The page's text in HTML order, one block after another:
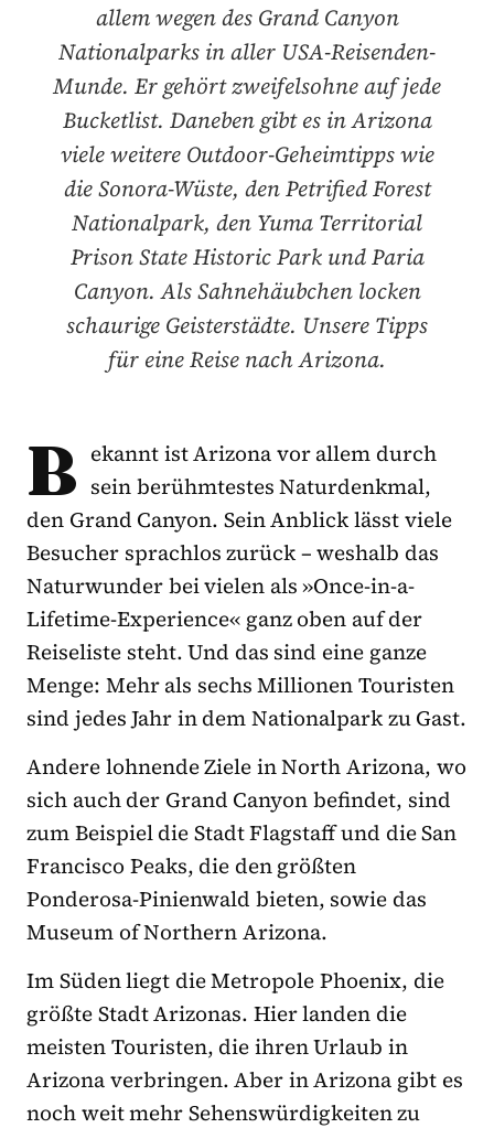
allem wegen des Grand Canyon
Nationalparks in aller USA-Reisenden-
Munde. Er gehört zweifelsohne auf jede
Bucketlist. Daneben gibt es in Arizona
viele weitere Outdoor-Geheimtipps wie
die Sonora-Wüste, den Petrified Forest
Nationalpark, den Yuma Territorial
Prison State Historic Park und Paria
Canyon. Als Sahnehäubchen locken
schaurige Geisterstädte. Unsere Tipps
für eine Reise nach Arizona.
B ekannt ist Arizona vor allem durch
sein berühmtestes Naturdenkmal,
den Grand Canyon. Sein Anblick lässt viele
Besucher sprachlos zurück –weshalb das
Naturwunder bei vielen als»Once-in-a-
Lifetime-Experience« ganz oben auf der
Reiseliste steht.Und das sind eine ganze
Menge: Mehr als sechs Millionen Touristen
sind jedes Jahr in dem Nationalpark zu Gast.
Andere lohnende Ziele in North Arizona, wo
sich auch der Grand Canyon befindet, sind
zum Beispiel die Stadt Flagstaff und die San
Francisco Peaks, die den größten
Ponderosa-Pinienwald bieten, sowie das
Museum of Northern Arizona.
Im Süden liegt die Metropole Phoenix, die
größte Stadt Arizonas. Hier landen die
meisten Touristen, die ihren Urlaub in
Arizona verbringen. Aber in Arizona gibt es
noch weit mehr Sehenswürdigkeiten zu